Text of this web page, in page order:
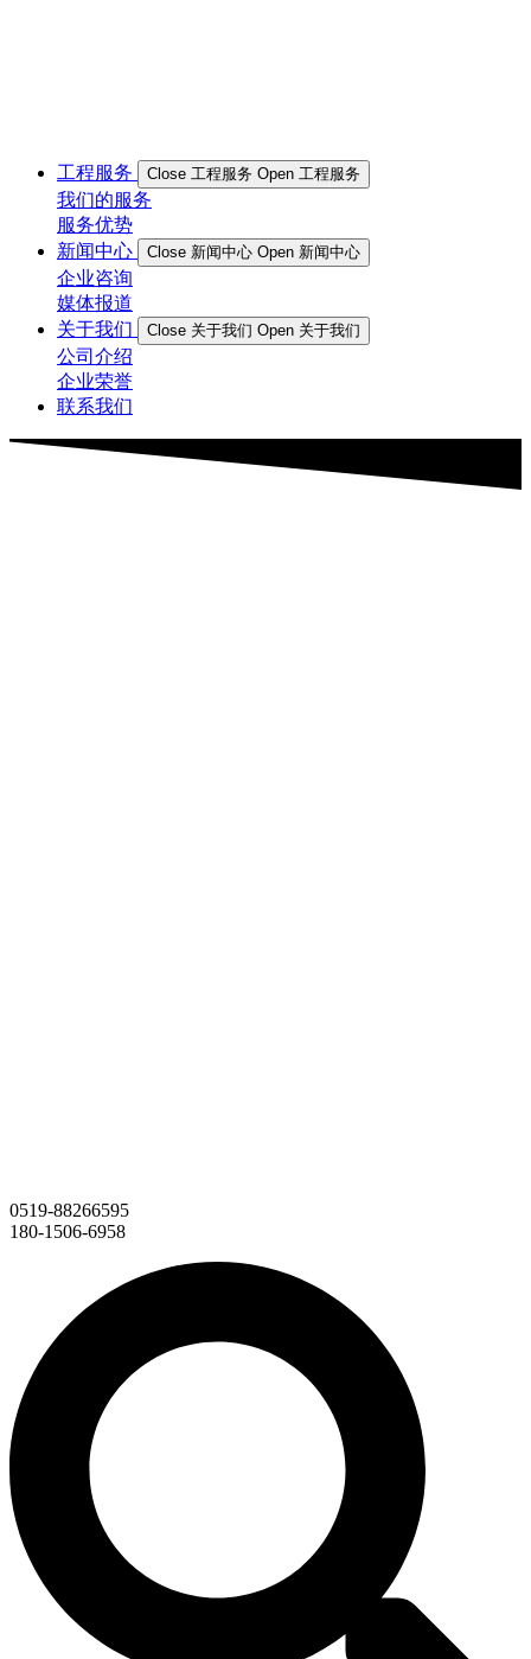
工程服务 Close 工程服务 Open 工程服务
我们的服务
服务优势
新闻中心
Close 新闻中心 Open 新闻中心
企业咨询
媒体报道
关于我们
Close 关于我们 Open 关于我们
公司介绍
企业荣誉
联系我们
0519-88266595
180-1506-6958